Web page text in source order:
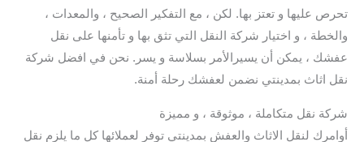
تحرص عليها و تعتز بها. لكن ، مع التفكير الصحيح ، والمعدات ،
والخطة ، و اختيار شركة النقل التي تثق بها و تأمنها على نقل
عفشك ، يمكن أن يسيرالأمر بسلاسة و يسر. نحن في افضل شركة
نقل اثاث بمدينتي نضمن لعفشك رحلة أمنة.
شركة نقل متكاملة ، موثوقة ، و مميزة
أوامرك لنقل الاثاث والعفش بمدينتي توفر لعملائها كل ما يلزم نقل